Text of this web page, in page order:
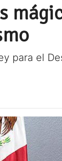
para el